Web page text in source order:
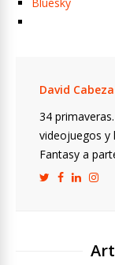
David
34
videojuegos y
Fantasy a